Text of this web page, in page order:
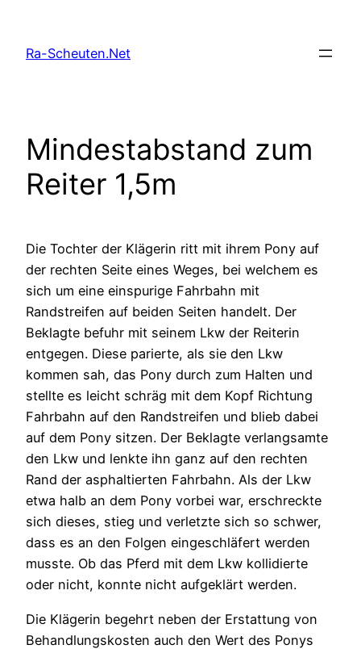
springen
Ra-Scheuten.Net
Mindestabstand zum
Reiter 1,5m
Die Tochter der Klägerin ritt mit ihrem Pony auf
der rechten Seite eines Weges, bei welchem es
sich um eine einspurige Fahrbahn mit
Randstreifen auf beiden Seiten handelt. Der
Beklagte befuhr mit seinem Lkw der Reiterin
entgegen. Diese parierte, als sie den Lkw
kommen sah, das Pony durch zum Halten und
stellte es leicht schräg mit dem Kopf Richtung
Fahrbahn auf den Randstreifen und blieb dabei
auf dem Pony sitzen. Der Beklagte verlangsamte
den Lkw und lenkte ihn ganz auf den rechten
Rand der asphaltierten Fahrbahn. Als der Lkw
etwa halb an dem Pony vorbei war, erschreckte
sich dieses, stieg und verletzte sich so schwer,
dass es an den Folgen eingeschläfert werden
musste. Ob das Pferd mit dem Lkw kollidierte
oder nicht, konnte nicht aufgeklärt werden.
Die Klägerin begehrt neben der Erstattung von
Behandlungskosten auch den Wert des Ponys